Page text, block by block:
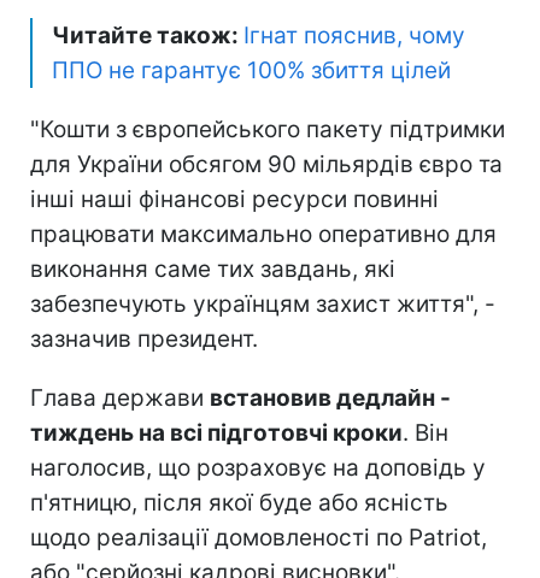
Читайте також: Ігнат пояснив, чому
ППО не гарантує 100% збиття цілей
"Кошти з європейського пакету підтримки
для України обсягом 90 мільярдів євро та
інші наші фінансові ресурси повинні
працювати максимально оперативно для
виконання саме тих завдань, які
забезпечують українцям захист життя", -
зазначив президент.
Глава держави встановив дедлайн -
тиждень на всі підготовчі кроки. Він
наголосив, що розраховує на доповідь у
п'ятницю, після якої буде або ясність
щодо реалізації домовленості по Patriot,
або "серйозні кадрові висновки".